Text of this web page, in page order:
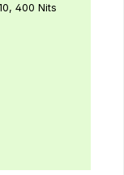
400 Nits